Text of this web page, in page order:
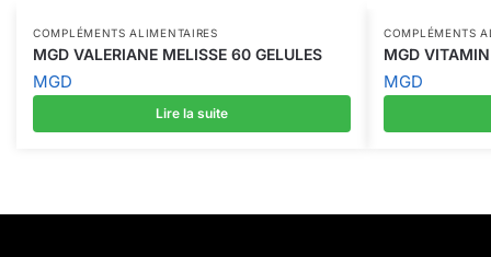
COMPLÉMENTS ALIMENTAIRES
MGD VALERIANE MELISSE 60 GELULES
MGD
Lire la suite
COMPLÉMENTS
MGD
MGD